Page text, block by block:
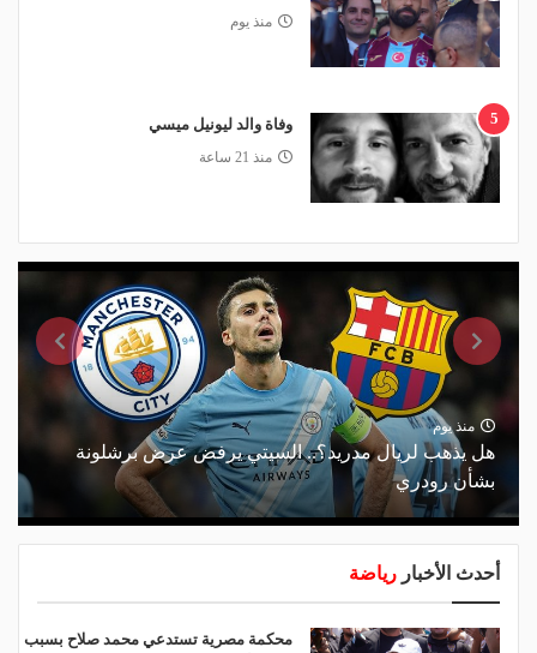
منذ يوم
5 وفاة والد ليونيل ميسي
منذ 21 ساعة
منذ يوم
هل يذهب لريال مدريد؟.. السيتي يرفض عرض برشلونة
بشأن رودري
أحدث الأخبار رياضة
محكمة مصرية تستدعي محمد صلاح بسبب